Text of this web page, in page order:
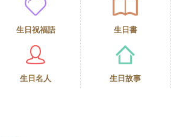
生日祝福語 生日書
生日名人 生日故事